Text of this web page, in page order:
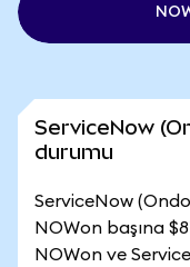
ServiceNow
durumu
ServiceNow
NOWon başına
NOWon ve